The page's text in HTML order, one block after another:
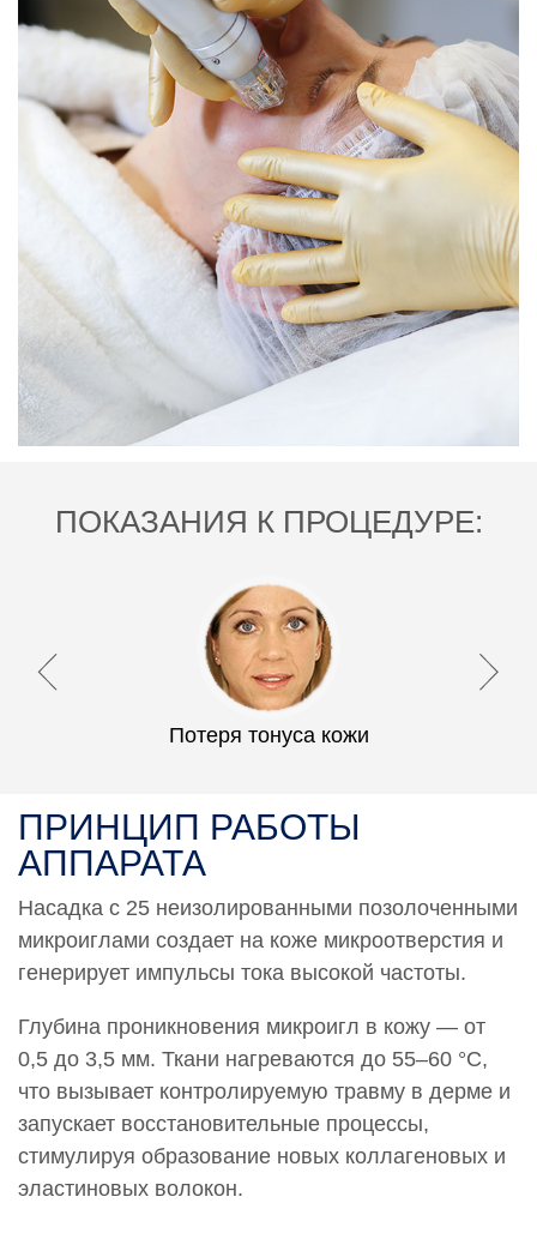
ПОКАЗАНИЯ К ПРОЦЕДУРЕ:
Потеря тонуса кожи
ПРИНЦИП РАБОТЫ
АППАРАТА
Насадка с 25 неизолированными позолоченными
микроиглами создает на коже микроотверстия и
генерирует импульсы тока высокой частоты.
Глубина проникновения микроигл в кожу — от
0,5 до 3,5 мм. Ткани нагреваются до 55–60 °С,
что вызывает контролируемую травму в дерме и
запускает восстановительные процессы,
стимулируя образование новых коллагеновых и
эластиновых волокон.